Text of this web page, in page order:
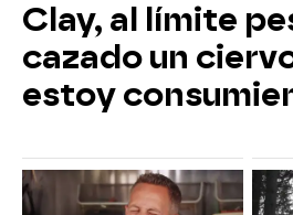
Clay, al límite
cazado un
estoy